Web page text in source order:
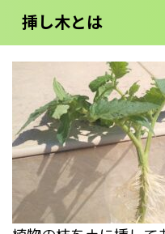
挿し木とは